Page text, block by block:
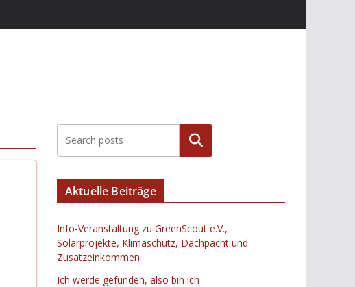
Suchen
Aktuelle Beiträge
Info-Veranstaltung zu GreenScout e.V.,
Solarprojekte, Klimaschutz, Dachpacht und
Zusatzeinkommen
Ich werde gefunden, also bin ich